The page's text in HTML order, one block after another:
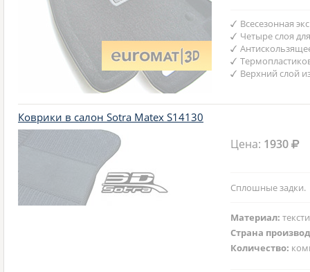
Всесезонная
Четыре слоя
Верхний слой
Коврики в салон Sotra Matex S14130
Цена: 1930
Сплошные задки.
Материал:
Страна
Количество: